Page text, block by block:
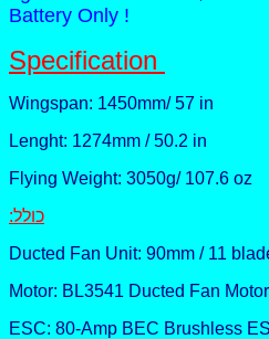
Battery Only !
Specification
Wingspan: 1450mm/ 57 in
Lenght: 1274mm / 50.2 in
Flying Weight: 3050g/ 107.6 oz
:כולל
Ducted Fan Unit: 90mm / 11
Motor: BL3541 Ducted Fan
ESC: 80-Amp BEC Brushless